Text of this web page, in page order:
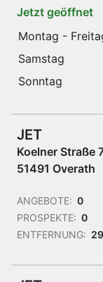
Jetzt geöffnet
Montag -
Samstag
Sonntag
JET
Koelner Straße
51491 Overath
ANGEBOTE: 0
PROSPEKTE: 0
ENTFERNUNG: